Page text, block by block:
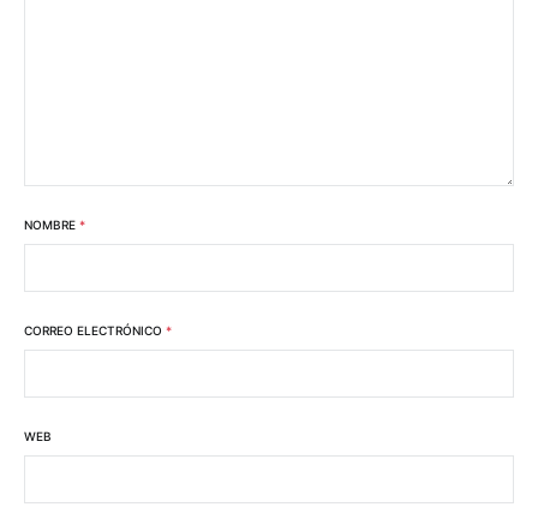
NOMBRE *
CORREO ELECTRÓNICO *
WEB